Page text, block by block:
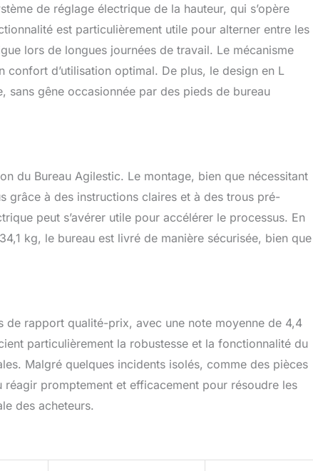
de réglage électrique de la hauteur, qui s’opère
est particulièrement utile pour alterner entre les
lors de longues journées de travail. Le mécanisme
confort d’utilisation optimal. De plus, le design en L
sans gêne occasionnée par des pieds de bureau
du Bureau Agilestic. Le montage, bien que nécessitant
grâce à des instructions claires et à des trous pré-
peut s’avérer utile pour accélérer le processus. En
kg, le bureau est livré de manière sécurisée, bien que
de rapport qualité-prix, avec une note moyenne de 4,4
particulièrement la robustesse et la fonctionnalité du
Malgré quelques incidents isolés, comme des pièces
promptement et efficacement pour résoudre les
des acheteurs.